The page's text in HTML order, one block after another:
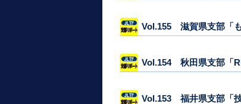
Vol.155 滋賀県支部「
Vol.154 秋田県支部「
Vol.153 福井県支部「